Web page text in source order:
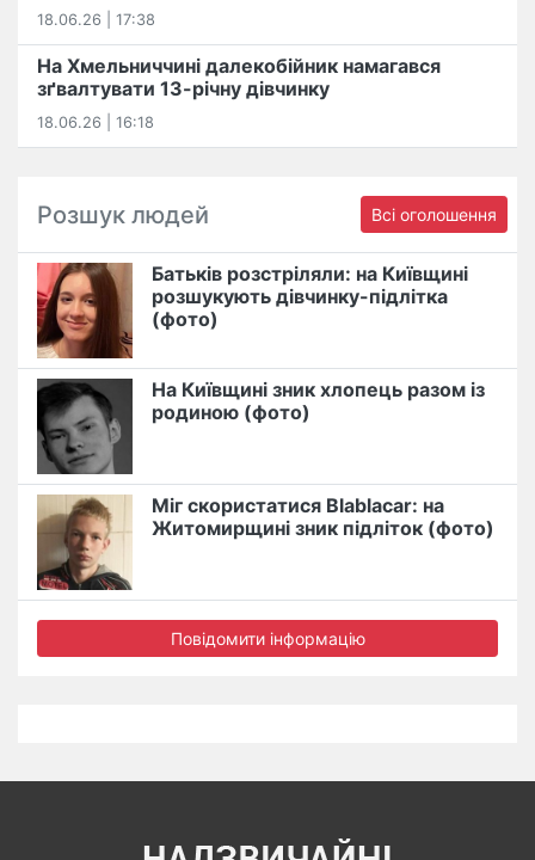
18.06.26 | 17:38
На Хмельниччині далекобійник намагався
зґвалтувати 13-річну дівчинку
18.06.26 | 16:18
Розшук людей Всі оголошення
Батьків розстріляли: на Київщині
розшукують дівчинку-підлітка
(фото)
На Київщині зник хлопець разом із
родиною (фото)
Міг скористатися Blablacar: на
Житомирщині зник підліток (фото)
Повідомити інформацію